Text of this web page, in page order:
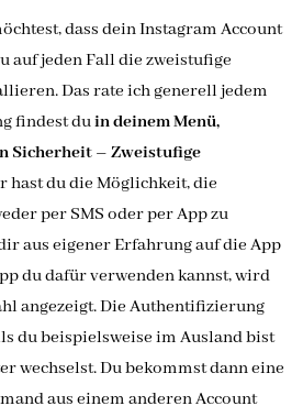
dass dein Instagram Account
auf jeden Fall die zweistufige
Das rate ich generell jedem
findest duin deinem Menü,
Sicherheit – Zweistufige
hast du die Möglichkeit, die
per SMS oder per App zu
aus eigener Erfahrung auf die App
du dafür verwenden kannst, wird
angezeigt. Die Authentifizierung
du beispielsweise im Ausland bist
wechselst. Du bekommst dann eine
aus einem anderen Account